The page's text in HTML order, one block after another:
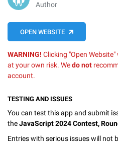
Author
OPEN WEBSITE
WARNING! Clicking "Open
at your own risk. Wedo not
account.
TESTING AND ISSUES
You can test this app and submit
theJavaScript 2024 Contest,
Entries with serious issues will not